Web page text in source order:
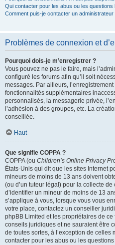
Qui contacter pour les abus ou les
Comment puis-je contacter un administrateur
Problèmes de connexion et
Pourquoi dois-je m’enregistrer ?
Vous pouvez ne pas le faire, mais
configuré les forums afin qu’il soit
messages. Par ailleurs,
fonctionnalités supplémentaires
personnalisés, la messagerie privée,
l’adhésion à des groupes, etc. La
conseillée.
Haut
Que signifie COPPA ?
COPPA (ou Children’s Online Privacy
États-Unis qui dit que les sites Internet
mineurs de moins de 13 ans doivent
(ou d’un tuteur légal) pour la collecte
d’identifier un mineur de moins de 13
s’applique à vous, lorsque vous vous
votre place, contactez un conseiller
phpBB Limited et les propriétaires de
conseils juridiques et ne sauraient être
de toutes sortes, à l’exception de
contacter pour les abus ou les